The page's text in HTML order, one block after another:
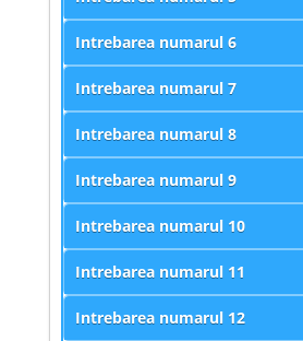
Intrebarea numarul6
Intrebarea numarul7
Intrebarea numarul8
Intrebarea numarul9
Intrebarea numarul10
Intrebarea numarul11
Intrebarea numarul12